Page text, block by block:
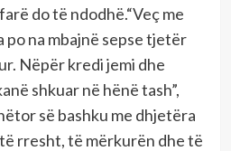
do të ndodhë.“Veç me
po na mbajnë sepse tjetër
Nëpër kredi jemi dhe
shkuar në hënë tash”,
së bashku me dhjetëra
rresht, të mërkurën dhe të